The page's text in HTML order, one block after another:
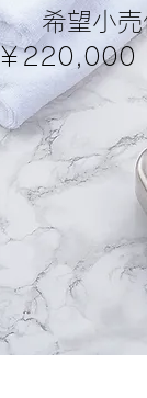
希望小
￥220,000